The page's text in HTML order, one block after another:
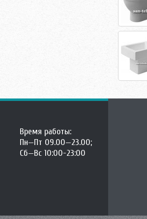
Время работы:
Пн—Пт 09.00—23.00;
Сб—Вс 10:00-23:00